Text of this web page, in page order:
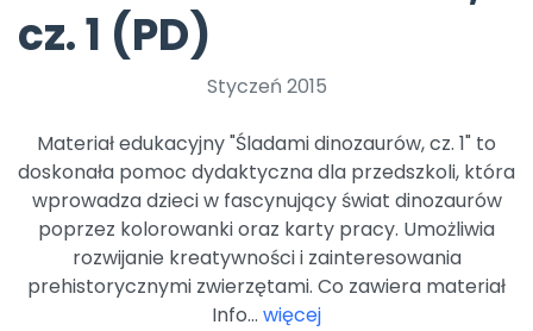
Archiwalne numery
Promocje
cz. 1 (PD)
Styczeń 2015
Materiał edukacyjny "Śladami dinozaurów, cz. 1" to
doskonała pomoc dydaktyczna dla przedszkoli, która
wprowadza dzieci w fascynujący świat dinozaurów
poprzez kolorowanki oraz karty pracy. Umożliwia
rozwijanie kreatywności i zainteresowania
prehistorycznymi zwierzętami. Co zawiera materiał
Info... więcej